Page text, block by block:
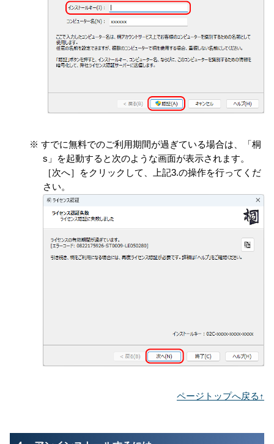
すでに無料でのご利用期間が過ぎている場合は、「桐
s」を起動すると次のような画面が表示されます。
［次へ］をクリックして、上記3.の操作を行ってくだ
さい。
ページトップへ戻る↑